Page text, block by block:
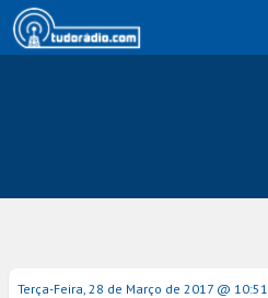
Terça-Feira, 28 de Março de 2017 @ 10:51